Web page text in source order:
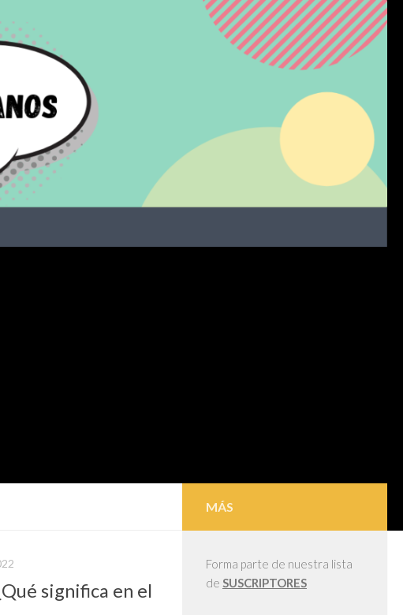
significa en el
MÁS
Forma parte de nuestra lista
de SUSCRIPTORES